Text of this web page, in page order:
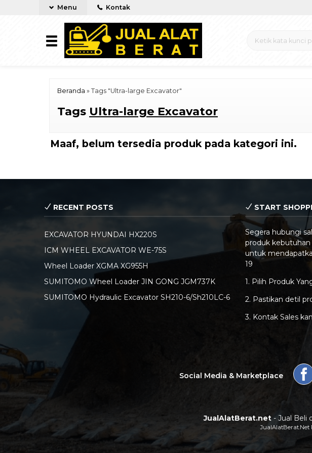
Menu Kontak
Beranda » Tags "Ultra-large Excavator"
Tags Ultra-large Excavator
Maaf, belum tersedia produk pada kategori ini.
RECENT POSTS
EXCAVATOR HYUNDAI HX220S
ICM WHEEL EXCAVATOR WE-75S
Wheel Loader XGMA XG955H
SUMITOMO Wheel Loader JIN GONG JGM737K
SUMITOMO Hydraulic Excavator SH210-6/Sh210LC-6
START
Segera hubungi
produk kebutuhan
untuk
19
1. Pilih Produk
2. Pastikan detil
3. Kontak Sales
Social Media & Marketplace
JualAlatBerat.net - Jual Beli
JualAlatBerat.Net